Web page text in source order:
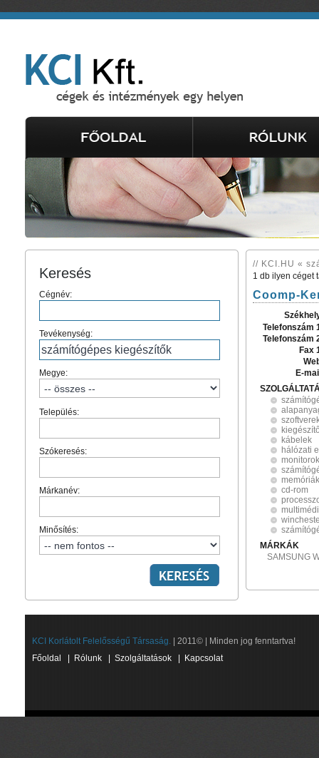
Keresés
Cégnév:
Tevékenység:
Megye:
Település:
Szókeresés:
Márkanév:
Minősítés:
// KCI.HU «
1 db ilyen céget
Coomp-
Telefonszám
Telefonszám
Fax
E-
kábelek
hálózati
monitorok
memóriák
cd-rom
MÁRKÁK
SAMSUNG
KCI Korlátolt Felelősségű Társaság. | 2011© | Minden jog fenntartva!
Főoldal
Rólunk Szolgáltatások Kapcsolat